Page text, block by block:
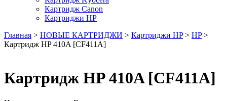
Картридж Canon
Картриджи HP
Главная > НОВЫЕ КАРТРИДЖИ > Картриджи HP> HP>
Картридж HP 410A [CF411A]
Картридж HP 410A [CF411A]